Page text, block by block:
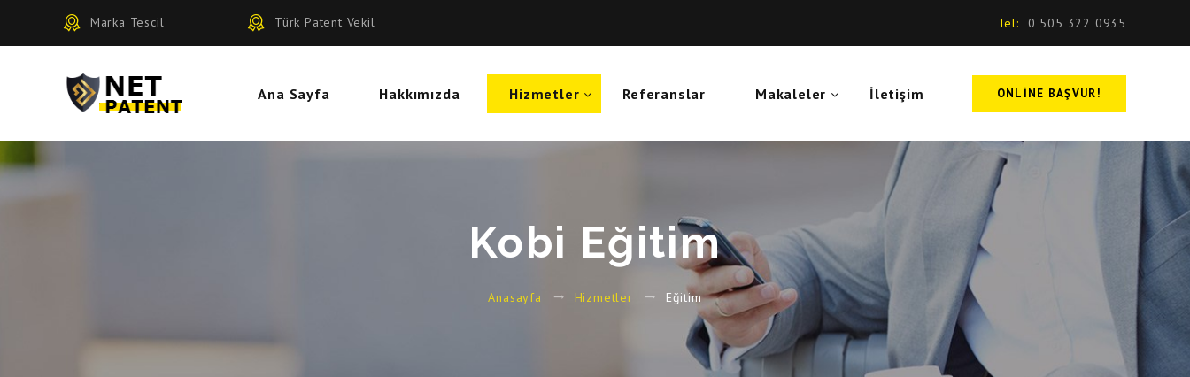
Marka Tescil Türk Patent Vekil Tel: 0 505 322 0935
ONLINE BAŞVUR!
Ana Sayfa Hakkımızda Hizmetler Referanslar Makaleler İletişim
Kobi Eğitim
Anasayfa Hizmetler Eğitim